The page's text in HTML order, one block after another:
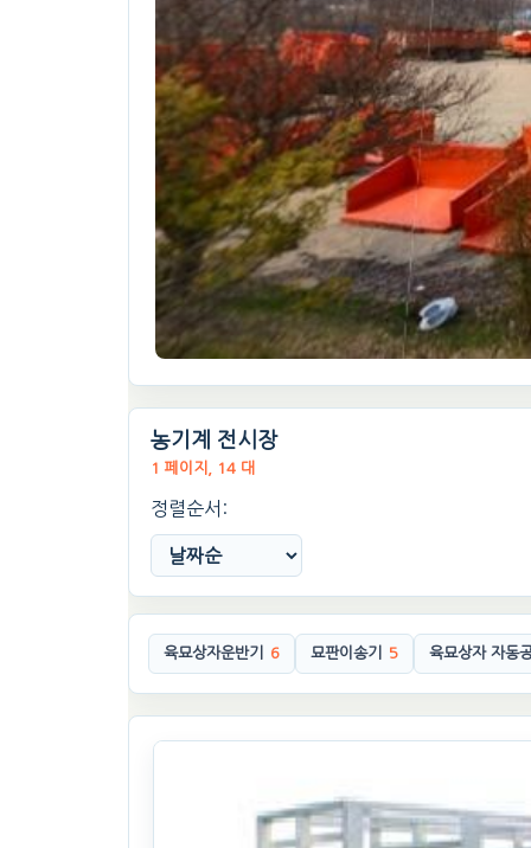
농기계 전시장
1 페이지, 14 대
정렬순서:
육묘상자운반기 6 묘판이송기 5 육묘상자 자동